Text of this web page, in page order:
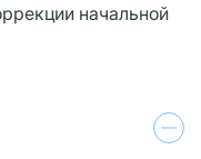
начальной